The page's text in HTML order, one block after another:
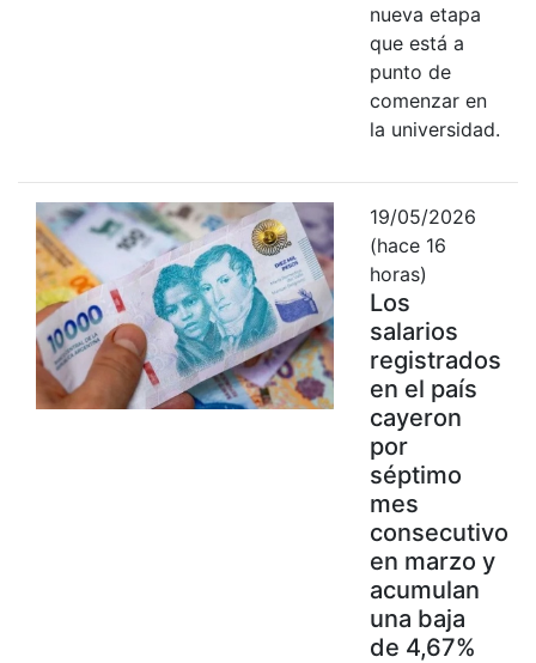
nueva etapa
que está a
punto de
comenzar en
la universidad.
19/05/2026
(hace 16
horas)
Los
salarios
registrados
en el país
cayeron
por
séptimo
mes
consecutivo
en marzo y
acumulan
una baja
de 4,67%